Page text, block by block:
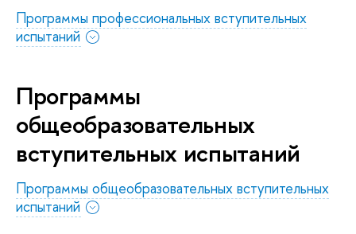
Программы профессиональных вступительных
испытаний
Программы
общеобразовательных
вступительных испытаний
Программы общеобразовательных вступительных
испытаний